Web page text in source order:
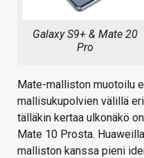
Galaxy S9+ & Mate 20
Pro
Mate-malliston muotoilu
mallisukupolvien välillä
tälläkin kertaa ulkonäkö
Mate 10 Prosta.
malliston kanssa pieni